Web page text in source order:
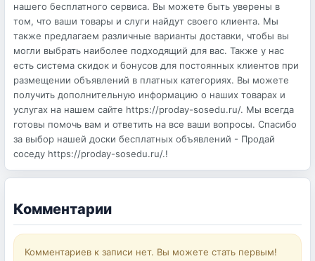
нашего бесплатного сервиса. Вы можете быть уверены в
том, что ваши товары и слуги найдут своего клиента. Мы
также предлагаем различные варианты доставки, чтобы вы
могли выбрать наиболее подходящий для вас. Также у нас
есть система скидок и бонусов для постоянных клиентов при
размещении объявлений в платных категориях. Вы можете
получить дополнительную информацию о наших товарах и
услугах на нашем сайте https://proday-sosedu.ru/. Мы всегда
готовы помочь вам и ответить на все ваши вопросы. Спасибо
за выбор нашей доски бесплатных объявлений - Продай
соседу https://proday-sosedu.ru/.!
Комментарии
Комментариев к записи нет. Вы можете стать первым!